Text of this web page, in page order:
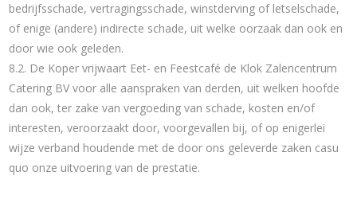
bedrijfsschade, vertragingsschade, winstderving of letselschade,
of enige (andere) indirecte schade, uit welke oorzaak dan ook en
door wie ook geleden.
8.2. De Koper vrijwaart Eet- en Feestcafé de Klok Zalencentrum
Catering BV voor alle aanspraken van derden, uit welken hoofde
dan ook, ter zake van vergoeding van schade, kosten en/of
interesten, veroorzaakt door, voorgevallen bij, of op enigerlei
wijze verband houdende met de door ons geleverde zaken casu
quo onze uitvoering van de prestatie.